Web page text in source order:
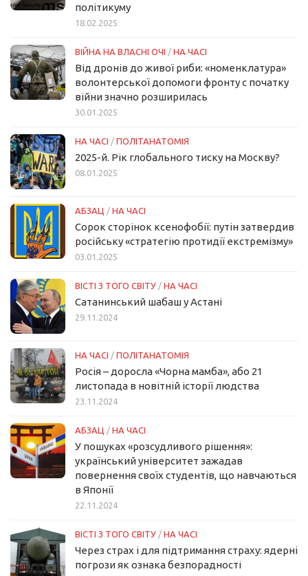
політикуму
18.02.2025
ВІЙНА НА ВЛАСНІ ОЧІ / НА ЧАСІ
Від дронів до живої риби: «номенклатура»
волонтерської допомоги фронту с початку
війни значно розширилась
30.01.2025
НА ЧАСІ / ПОЛІТАНАТОМІЯ
2025-й. Рік глобального тиску на Москву?
08.01.2025
АБЗАЦ / НА ЧАСІ
Сорок сторінок ксенофобії: путін затвердив
російську «стратегію протидії екстремізму»
03.01.2025
ВІСТІ З ТОГО СВІТУ / НА ЧАСІ
Сатанинський шабаш у Астані
29.11.2024
НА ЧАСІ / ПОЛІТАНАТОМІЯ
Росія – доросла «Чорна мамба», або 21
листопада в новітній історії людства
23.11.2024
АБЗАЦ / НА ЧАСІ
У пошуках «розсудливого рішення»:
український університет зажадав
повернення своїх студентів, що навчаються
в Японії
22.11.2024
ВІСТІ З ТОГО СВІТУ / НА ЧАСІ
Через страх і для підтримання страху: ядерні
погрози як ознака безпорадності